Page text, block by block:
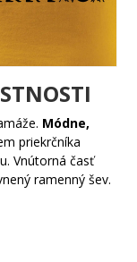
A ak niekto
sú
nesúhlasia. To
sťažnosť!
Módne,
priekrčníka
Vnútorná časť
ramenný šev.